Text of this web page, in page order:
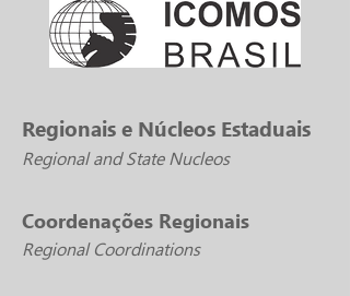
Regionais e Núcleos Estaduais
Regional and State Nucleos
Coordenações Regionais
Regional Coordinations